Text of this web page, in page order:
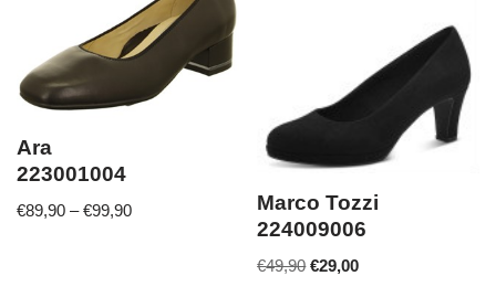
Ara
223001004
€89,90 –€99,90
Marco Tozzi
224009006
€49,90 €29,00